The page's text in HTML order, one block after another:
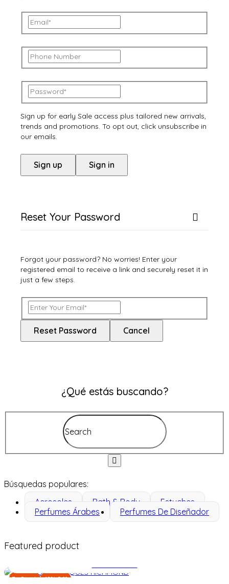
Sign up for early Sale access plus tailored new arrivals,
trends and promotions. To opt out, click unsubscribe in
our emails.
Sign up Sign in
Reset Your Password
Forgot your password? No worries! Enter your
registered email to receive a link and securely reset it in
just a few steps.
Reset Password Cancel
¿Qué estás buscando?
Búsquedas populares:
Aerosoles
Bath & Body
Estuches
Perfumes Árabes
Perfumes De Diseñador
Featured product
En Stock 12% Off